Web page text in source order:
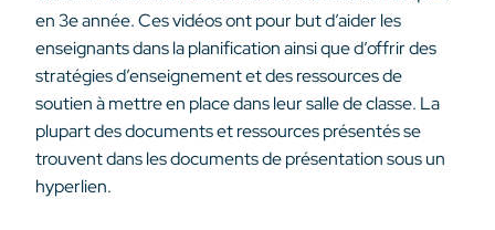
en 3e année. Ces vidéos ont pour but d’aider les
enseignants dans la planification ainsi que d’offrir des
stratégies d’enseignement et des ressources de
soutien à mettre en place dans leur salle de classe. La
plupart des documents et ressources présentés se
trouvent dans les documents de présentation sous un
hyperlien.